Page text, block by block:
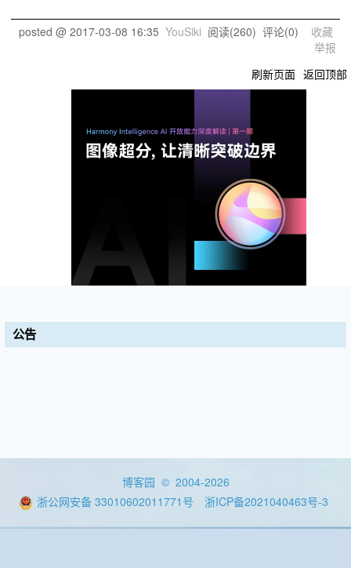
posted @ 2017-03-08 16:35 YouSiki 阅读(260) 评论(0) 收藏
举报
刷新页面 返回顶部
公告
博客园 © 2004-2026
浙公网安备 33010602011771号
浙ICP备2021040463号-3